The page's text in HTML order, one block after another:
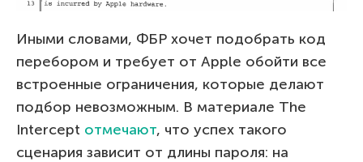
Иными словами, ФБР хочет подобрать код
перебором и требует от Apple обойти все
встроенные ограничения, которые делают
подбор невозможным. В материале The
Intercept отмечают, что успех такого
сценария зависит от длины пароля: на